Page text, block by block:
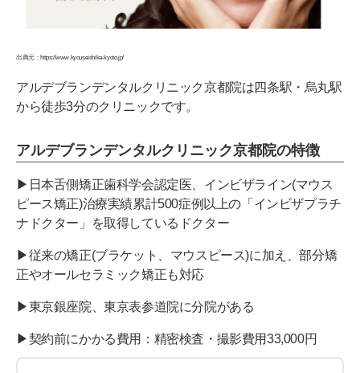
出典元：https://www.kyouseishika-kyoto.jp/
アルデブランデンタルクリニック京都院は四条駅・烏丸駅
から徒歩3分のクリニックです。
アルデブランデンタルクリニック京都院の特徴
▶︎日本舌側矯正歯科学会認定医、インビザライン(マウス
ピース矯正)治療実績累計500症例以上の「インビザプラチ
ナドクター」を取得しているドクター
▶︎従来の矯正(ブラケット、マウスピース)に加え、部分矯
正やオールセラミック矯正も対応
▶︎東京銀座院、東京表参道院に分院がある
▶︎契約前にかかる費用：精密検査・撮影費用33,000円